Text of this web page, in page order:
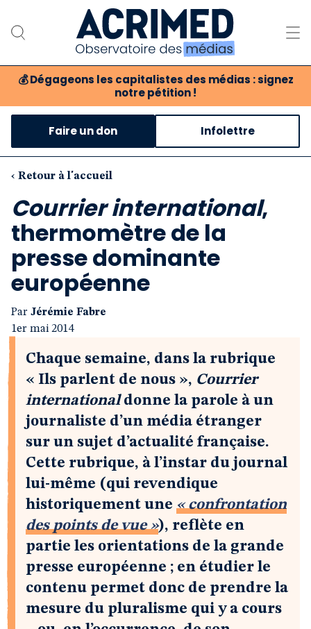
💰 Dégageons les capitalistes des médias : signez
notre pétition !
Notre association
Notre critique des médias
Nos propositions
Notre revue
Boutique
Faire un don Infolettre
‹ Retour à l'accueil
Courrier international,
thermomètre de la
presse dominante
européenne
Par Jérémie Fabre
1er mai 2014
Chaque semaine, dans la rubrique
« Ils parlent de nous », Courrier
internationaldonne la parole à un
journaliste d’un média étranger
sur un sujet d’actualité française.
Cette rubrique, à l’instar du journal
lui-même (qui revendique
historiquement une « confrontation
des points de vue »), reflète en
partie les orientations de la grande
presse européenne ; en étudier le
contenu permet donc de prendre la
mesure du pluralisme qui y a cours